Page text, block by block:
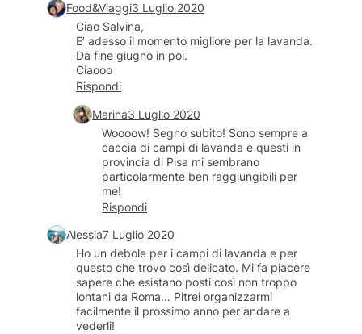
Food&Viaggi3 Luglio 2020
Ciao Salvina,
E’ adesso il momento migliore per la lavanda.
Da fine giugno in poi.
Ciaooo
Rispondi
Marina3 Luglio 2020
Woooow! Segno subito! Sono sempre a
caccia di campi di lavanda e questi in
provincia di Pisa mi sembrano
particolarmente ben raggiungibili per
me!
Rispondi
Alessia7 Luglio 2020
Ho un debole per i campi di lavanda e per
questo che trovo così delicato. Mi fa piacere
sapere che esistano posti così non troppo
lontani da Roma… Pitrei organizzarmi
facilmente il prossimo anno per andare a
vederli!